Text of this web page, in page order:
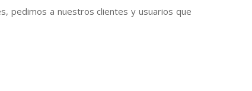
pedimos a nuestros clientes y usuarios que